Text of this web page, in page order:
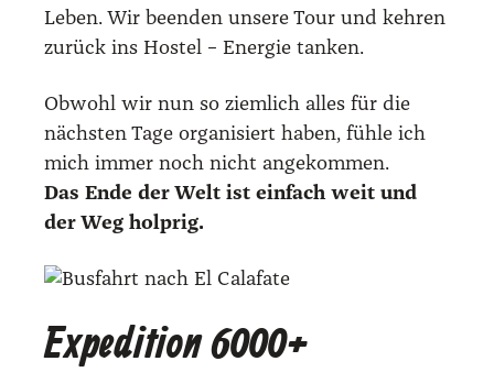
Leben. Wir been­den unse­re Tour und keh­ren
zurück ins Hos­tel – Ener­gie tan­ken.
Obwohl wir nun so ziem­lich alles für die
nächs­ten Tage orga­ni­siert haben, füh­le ich
mich immer noch nicht ange­kom­men.
Das Ende der Welt ist ein­fach weit und
der Weg holp­rig.
Expedition 6000+